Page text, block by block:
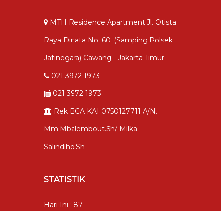
MTH Residence Apartment Jl. Otista
Raya Dinata No. 60. (samping Polsek
Jatinegara) Cawang - Jakarta Timur
021 3972 1973
021 3972 1973
Rek BCA KAI 0750127711 A/n.
Mm.mbalembout.sh/ Milka
Salindiho.sh
STATISTIK
Hari Ini : 87